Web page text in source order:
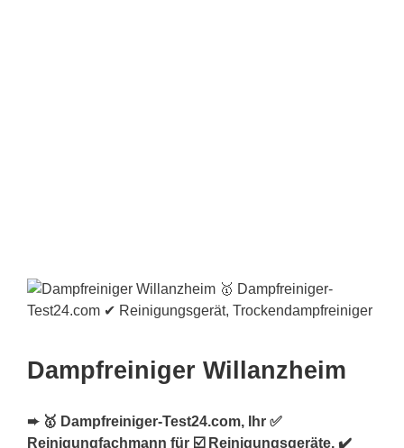
Dampfreiniger Willanzheim
➨ 🥇 Dampfreiniger-Test24.com, Ihr ✅
Reinigungfachmann für ☑️ Reinigungsgeräte, ✔️